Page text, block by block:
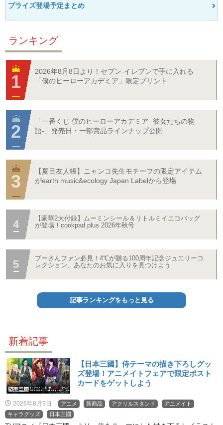
プライズ登場予定まとめ
ランキング
2026年8月8日より！セブン‐イレブンで手に入れる
「僕のヒーローアカデミア」限定プリント
「一番くじ 僕のヒーローアカデミア -彼女たちの物
語-」発売日・一部賞品ラインナップ公開
【夏目友人帳】ニャンコ先生モチーフの限定アイテム
がearth music&ecology Japan Labelから登場
【豪華2大付録】ムーミンシール＆リトルミイエコバッグ
が登場！cookpad plus 2026年秋号
プーさんファン必見！4℃が贈る100周年記念ジュエリーコ
レクション、あなたのお気に入りを見つけよう
記事ランキングをもっと見る
新着記事
【日本三國】侍テーマの描き下ろしグッ
ズ登場！アニメイトフェアで限定ポスト
カードをゲットしよう
2026年8月9日 アニメ 新商品 アクリルスタンド
アニメイト
キャラグッズ
日本三國